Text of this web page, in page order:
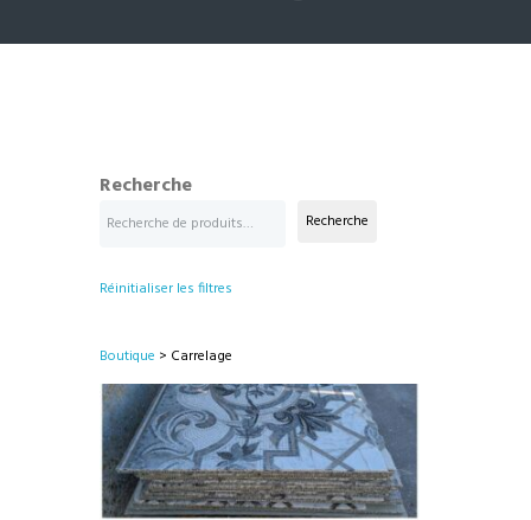
Recherche
Recherche
Réinitialiser les filtres
Boutique > Carrelage